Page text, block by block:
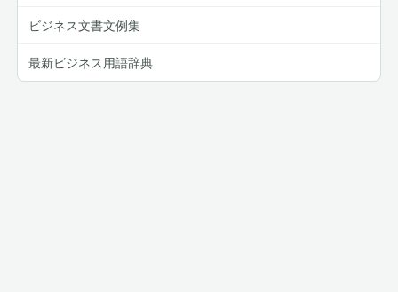
ビジネス文書文例集
最新ビジネス用語辞典